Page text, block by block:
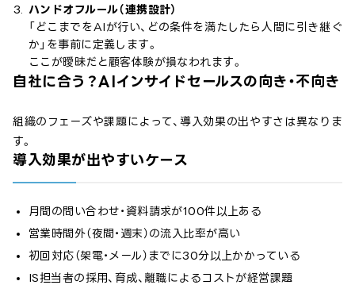
ハンドオフルール（連携設計）
「どこまでをAIが行い、どの条件を満たしたら人間に引き継ぐ
か」を事前に定義します。
ここが曖昧だと顧客体験が損なわれます。
自社に合う？AIインサイドセールスの向き・不向き
組織のフェーズや課題によって、導入効果の出やすさは異なりま
す。
導入効果が出やすいケース
月間の問い合わせ・資料請求が100件以上ある
営業時間外（夜間・週末）の流入比率が高い
初回対応（架電・メール）までに30分以上かかっている
IS担当者の採用、育成、離職によるコストが経営課題